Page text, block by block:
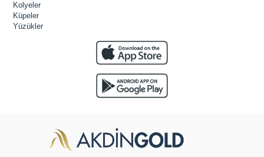
Kolyeler
Küpeler
Yüzükler